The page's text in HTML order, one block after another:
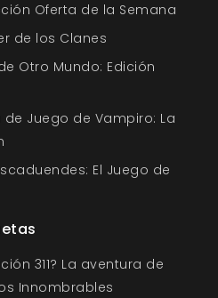
Oferta de la Semana
de los Clanes
Otro Mundo: Edición
Juego de Vampiro: La
El Juego de
311? La aventura de
Innombrables